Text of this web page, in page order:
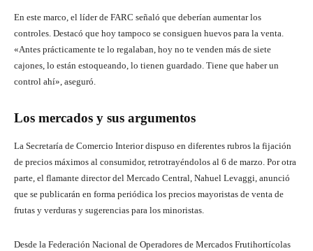
En este marco, el líder de FARC señaló que deberían aumentar los
controles. Destacó que hoy tampoco se consiguen huevos para la venta.
«Antes prácticamente te lo regalaban, hoy no te venden más de siete
cajones, lo están estoqueando, lo tienen guardado. Tiene que haber un
control ahí», aseguró.
Los mercados y sus argumentos
La Secretaría de Comercio Interior dispuso en diferentes rubros la fijación
de precios máximos al consumidor, retrotrayéndolos al 6 de marzo. Por otra
parte, el flamante director del Mercado Central, Nahuel Levaggi, anunció
que se publicarán en forma periódica los precios mayoristas de venta de
frutas y verduras y sugerencias para los minoristas.
Desde la Federación Nacional de Operadores de Mercados Frutihortícolas